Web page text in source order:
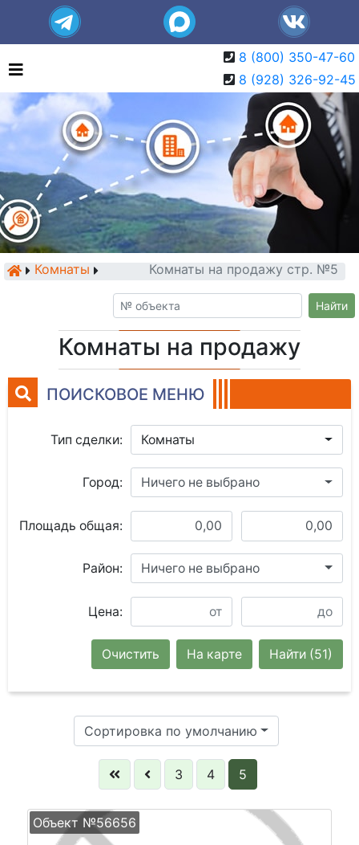
8 (800) 350-47-60
8 (928) 326-92-45
Комнаты Комнаты на продажу стр. №5
Найти
Комнаты на продажу
ПОИСКОВОЕ МЕНЮ
Тип сделки: Комнаты
Город: Ничего не выбрано
Площадь общая:
Район: Ничего не выбрано
Цена:
Найти (51)
На карте
Очистить
Сортировка по умолчанию
3 4 5
Объект №56656